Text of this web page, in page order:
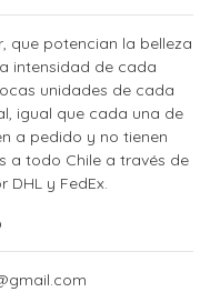
que potencian la belleza
intensidad de cada
unidades de cada
igual que cada una de
a pedido y no tienen
a todo Chile a través de
DHL y FedEx.